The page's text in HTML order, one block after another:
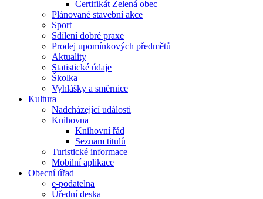
Certifikát Zelená obec
Plánované stavební akce
Sport
Sdílení dobré praxe
Prodej upomínkových předmětů
Aktuality
Statistické údaje
Školka
Vyhlášky a směrnice
Kultura
Nadcházející události
Knihovna
Knihovní řád
Seznam titulů
Turistické informace
Mobilní aplikace
Obecní úřad
e-podatelna
Úřední deska